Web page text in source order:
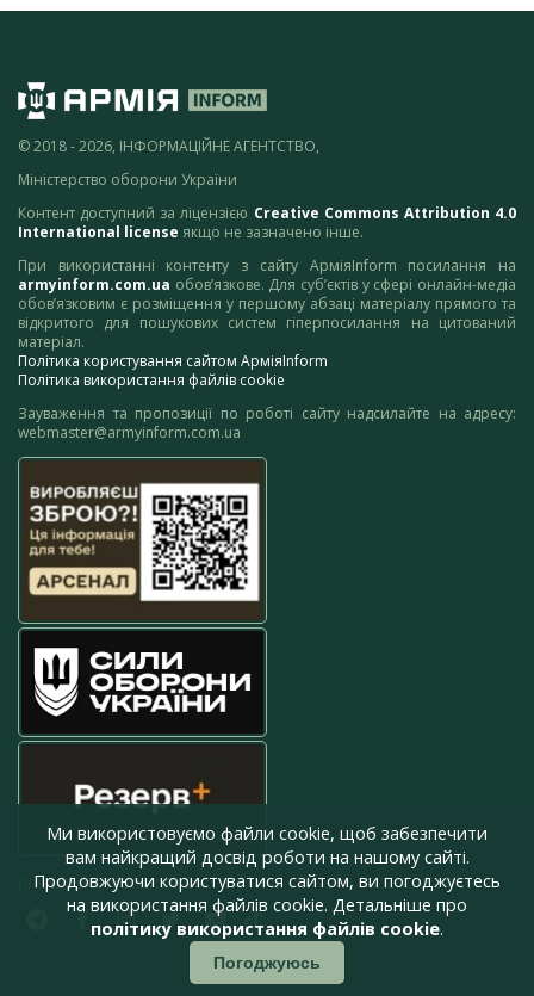
© 2018 - 2026, ІНФОРМАЦІЙНЕ АГЕНТСТВО,
Міністерство оборони України
Контент доступний за ліцензією Creative Commons Attribution 4.0
International license якщо не зазначено інше.
При використанні контенту з сайту АрміяInform посилання на
armyinform.com.ua обов’язкове. Для суб’єктів у сфері онлайн-медіа
обов’язковим є розміщення у першому абзаці матеріалу прямого та
відкритого для пошукових систем гіперпосилання на цитований
матеріал.
Політика користування сайтом АрміяInform
Політика використання файлів cookie
Зауваження та пропозиції по роботі сайту надсилайте на адресу:
webmaster@armyinform.com.ua
press@armyinform.com.ua
Ми використовуємо файли cookie, щоб забезпечити
вам найкращий досвід роботи на нашому сайті.
Продовжуючи користуватися сайтом, ви погоджуєтесь
на використання файлів cookie. Детальніше про
політику використання файлів cookie.
Погоджуюсь